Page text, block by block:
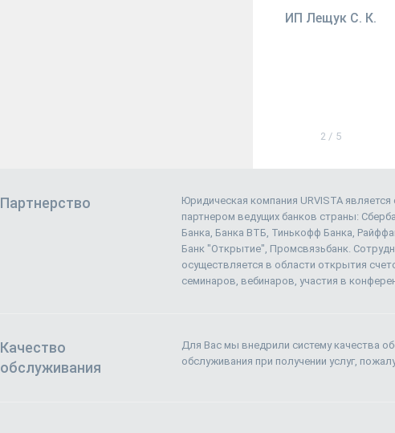
ИП Лещук С. К.
2 / 5
Партнерство
Юридическая компания URVISTA
партнером ведущих банков страны:
Банка, Банка ВТБ, Тинькофф Банка,
Банк "Открытие", Промсвязьбанк.
осуществляется в области открытия
семинаров, вебинаров, участия в
Качество
обслуживания
Для Вас мы внедрили систему качества
обслуживания при получении услуг,